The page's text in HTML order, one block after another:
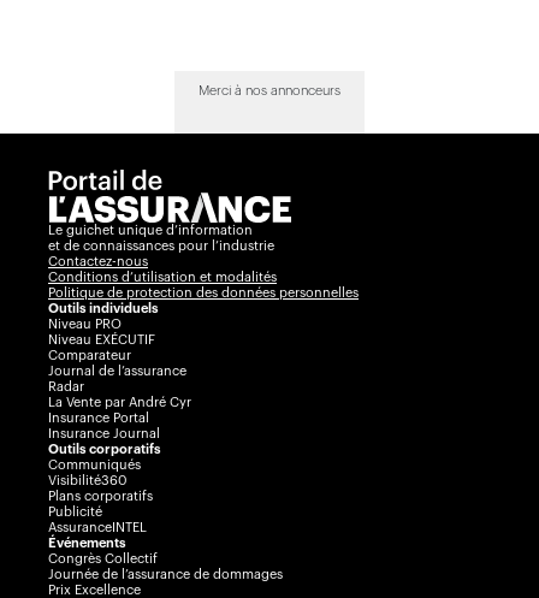
Merci à nos annonceurs
Le guichet unique d’information
et de connaissances pour l’industrie
Contactez-nous
Conditions d’utilisation et modalités
Politique de protection des données personnelles
Outils individuels
Niveau PRO
Niveau EXÉCUTIF
Comparateur
Journal de l’assurance
Radar
La Vente par André Cyr
Insurance Portal
Insurance Journal
Outils corporatifs
Communiqués
Visibilité360
Plans corporatifs
Publicité
AssuranceINTEL
Événements
Congrès Collectif
Journée de l’assurance de dommages
Prix Excellence